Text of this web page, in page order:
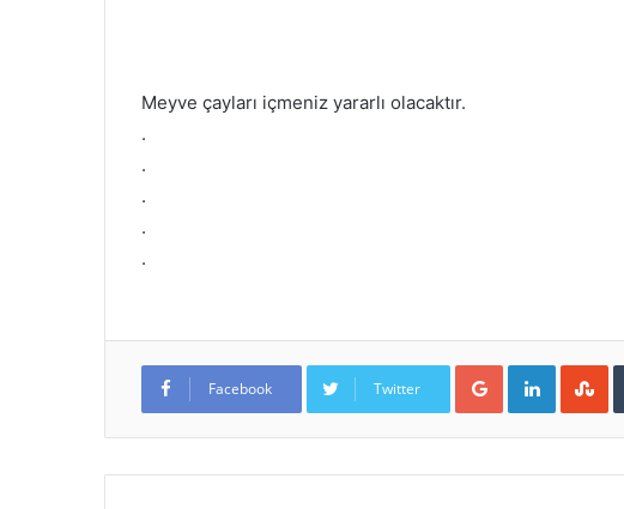
Meyve çayları içmeniz yararlı olacaktır.
.
.
.
.
.
Facebook Twitter
Google+LinkedIn